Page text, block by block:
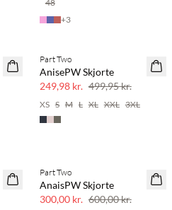
48
+3
SAVE20
Part Two
AnisePW Skjorte
249,98 kr. 499,95 kr.
XS S M L XL XXL 3XL
SAVE20
Part Two
AnaisPW Skjorte
300,00 kr. 600,00 kr.